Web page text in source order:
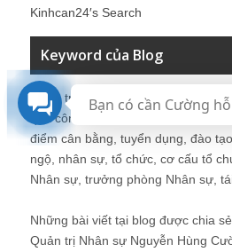
Kinhcan24′s Search
Keyword của Blog
Quản trị nhân sự, Human
quả công việc, chính sách lương,
điểm cân bằng, tuyển dụng, đào
ngộ, nhân sự, tổ chức, cơ cấu tổ
Nhân sự, trưởng phòng Nhân sự,
Những bài viết tại blog được chia
Quản trị Nhân sự Nguyễn Hùng
Bạn có cần Cường